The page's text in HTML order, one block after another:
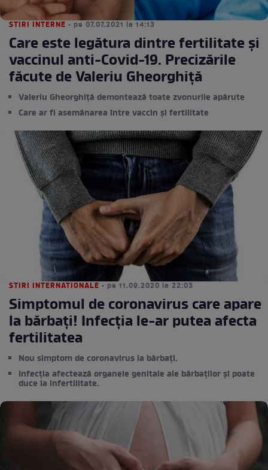
STIRI INTERNE • pe 07.07.2021 la 14:13
Care este legătura dintre fertilitate și
vaccinul anti-Covid-19. Precizările
făcute de Valeriu Gheorghiță
Valeriu Gheorghiță demontează toate zvonurile apărute
Care ar fi asemănarea între vaccin și fertilitate
STIRI INTERNATIONALE • pe 11.09.2020 la 22:03
Simptomul de coronavirus care apare
la bărbaţi! Infecţia le-ar putea afecta
fertilitatea
Nou simptom de coronavirus la bărbaţi.
Infecţia afectează organele genitale ale bărbaţilor şi poate
duce la infertilitate.